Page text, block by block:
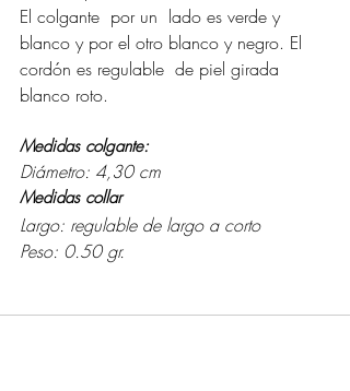
El colgante  por un  lado es verde y
blanco y por el otro blanco y negro. El
cordón es regulable  de piel girada
blanco roto.
Medidas colgante:
Diámetro: 4,30 cm
Medidas collar
Largo: regulable de largo a corto
Peso: 0.50 gr.